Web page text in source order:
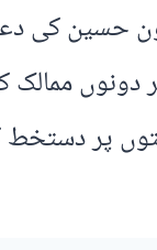
حسین کی
دونوں ممالک
پر دستخط